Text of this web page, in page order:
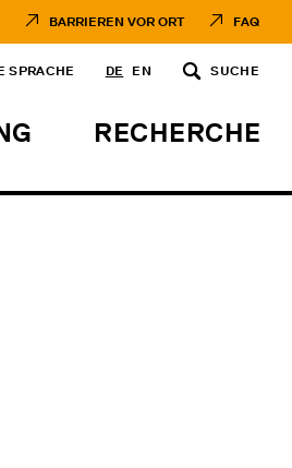
BARRIEREN VOR ORT FAQ
SPRACHE DE EN SUCHE
RECHERCHE